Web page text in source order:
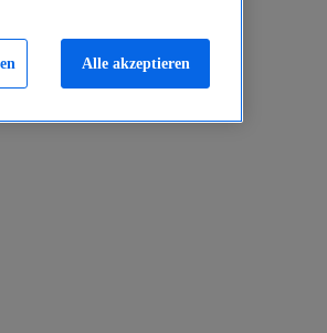
Alle akzeptieren